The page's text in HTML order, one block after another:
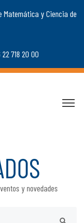
Matemática y Ciencia de
718 20 00
y novedades